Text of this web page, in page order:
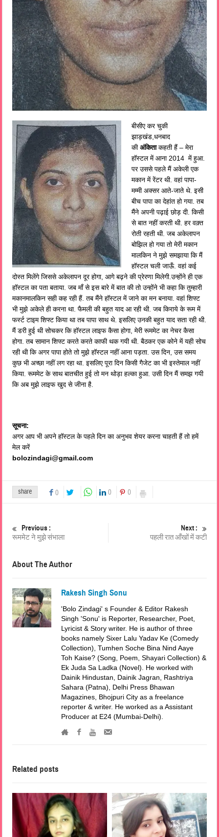
बीसीए कर चुकी
झाड़खंड,धनबाद
कीअंकिताकहती हैं – मेरा
हॉस्टल में आना 2014 में हुआ.
पर उससे पहले मैं अकेली एक
मकान में रेंटर थी. वहां पापा-
मम्मी अक्सर आते-जाते थे. इसी
बीच पापा का देहांत हो गया. तब
मैंने अपनी पढ़ाई छोड़ दी. किसी
से बात नहीं करती थी. हर वक़्त
रोती रहती थी. जब अकेलापन
बोझिल हो गया तो मेरी मकान
मालकिन ने मुझे समझाया कि मैं
हॉस्टल चली जाऊँ. वहां कई
दोस्त मिलेंगे जिससे अकेलापन दूर होगा, आगे बढ़ने की प्रेरणा मिलेगी.उन्होंने ही एक
हॉस्टल का पता बताया. जब माँ से इस बारे में बात की तो उन्होंने भी कहा कि तुम्हारी
मकानमालकिन सही कह रही हैं. तब मैंने हॉस्टल में जाने का मन बनाया. वहां शिफ्ट
भी मुझे अकेले ही करना था. फैमली की बहुत याद आ रही थी. जब किराये के रूम में
फर्स्ट टाइम शिफ्ट किया था तब पापा साथ थे. इसलिए उनकी बहुत याद सता रही थी.
मैं डरी हुई थी सोचकर कि हॉस्टल लाइफ कैसा होगा, मेरी रूममेट का नेचर कैसा
होगा. तब सामान शिफ्ट करते करते काफी थक गयी थी. बैठकर एक कोने में यही सोच
रही थी कि अगर पापा होते तो मुझे हॉस्टल नहीं आना पड़ता. उस दिन, उस समय
कुछ भी अच्छा नहीं लग रहा था. इसलिए पूरा दिन किसी गैजेट का भी इस्तेमाल नहीं
किया. रूममेट के साथ बातचीत हुई तो मन थोड़ा हल्का हुआ. उसी दिन मैं समझ गयी
कि अब मुझे लाइफ खुद से जीना है.
सूचना:
अगर आप भी अपने हॉस्टल के पहले दिन का अनुभव शेयर करना चाहती हैं तो हमें
मेल करें
bolozindagi@gmail.com
share 0 0 0
Previous :
रूममेट ने मुझे संभाला
Next :
पहली रात आँखों में कटी
About The Author
Rakesh Singh Sonu
'Bolo Zindagi' s Founder & Editor Rakesh
Singh 'Sonu' is Reporter, Researcher, Poet,
Lyricist & Story writer. He is author of three
books namely Sixer Lalu Yadav Ke (Comedy
Collection), Tumhen Soche Bina Nind Aaye
Toh Kaise? (Song, Poem, Shayari Collection) &
Ek Juda Sa Ladka (Novel). He worked with
Dainik Hindustan, Dainik Jagran, Rashtriya
Sahara (Patna), Delhi Press Bhawan
Magazines, Bhojpuri City as a freelance
reporter & writer. He worked as a Assistant
Producer at E24 (Mumbai-Delhi).
Related posts